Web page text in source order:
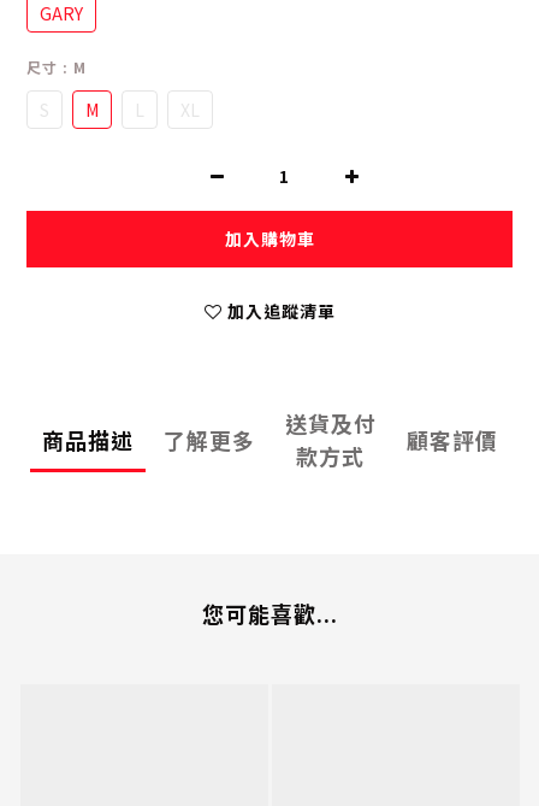
GARY
尺寸 : M
S M L XL
加入購物車
加入追蹤清單
商品描述 了解更多
送貨及付
款方式
顧客評價
您可能喜歡...